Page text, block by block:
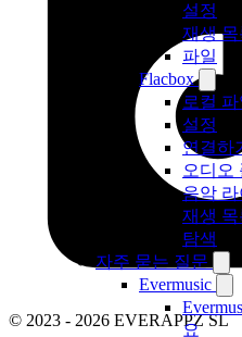
설정
재생 목
파일
Flacbox
로컬 파
설정
연결하
오디오
음악 라
재생 목
탐색
자주 묻는 질문
Evermusic
요
© 2023 - 2026 EVERAPPZ SL